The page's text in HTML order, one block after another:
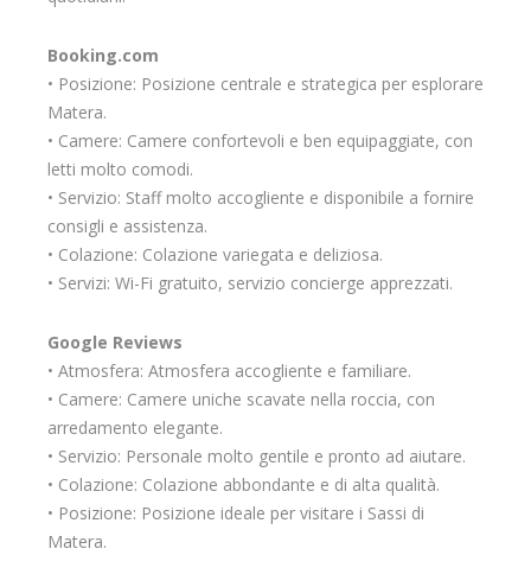
Booking.com
• Posizione: Posizione centrale e strategica per esplorare
Matera.
• Camere: Camere confortevoli e ben equipaggiate, con
letti molto comodi.
• Servizio: Staff molto accogliente e disponibile a fornire
consigli e assistenza.
• Colazione: Colazione variegata e deliziosa.
• Servizi: Wi-Fi gratuito, servizio concierge apprezzati.
Google Reviews
• Atmosfera: Atmosfera accogliente e familiare.
• Camere: Camere uniche scavate nella roccia, con
arredamento elegante.
• Servizio: Personale molto gentile e pronto ad aiutare.
• Colazione: Colazione abbondante e di alta qualità.
• Posizione: Posizione ideale per visitare i Sassi di
Matera.